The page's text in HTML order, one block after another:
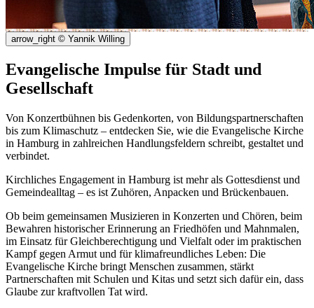
arrow_right © Yannik Willing
Evangelische Impulse für Stadt und
Gesellschaft
Von Konzertbühnen bis Gedenkorten, von Bildungspartnerschaften
bis zum Klimaschutz – entdecken Sie, wie die Evangelische Kirche
in Hamburg in zahlreichen Handlungsfeldern schreibt, gestaltet und
verbindet.
Kirchliches Engagement in Hamburg ist mehr als Gottesdienst und
Gemeindealltag – es ist Zuhören, Anpacken und Brückenbauen.
Ob beim gemeinsamen Musizieren in Konzerten und Chören, beim
Bewahren historischer Erinnerung an Friedhöfen und Mahnmalen,
im Einsatz für Gleichberechtigung und Vielfalt oder im praktischen
Kampf gegen Armut und für klimafreundliches Leben: Die
Evangelische Kirche bringt Menschen zusammen, stärkt
Partnerschaften mit Schulen und Kitas und setzt sich dafür ein, dass
Glaube zur kraftvollen Tat wird.